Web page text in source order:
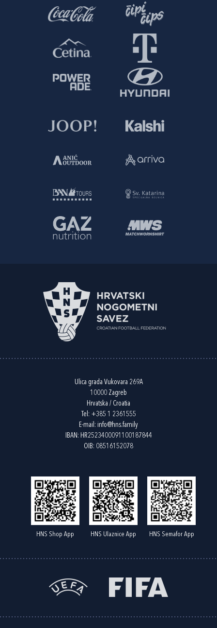
Ulica grada Vukovara 269A
10000 Zagreb
Hrvatska / Croatia
Tel: +385 1 2361555
E-mail: info@hns.family
IBAN: HR2523400091100187844
OIB: 08516152078
HNS Shop App HNS Ulaznice App HNS Semafor App